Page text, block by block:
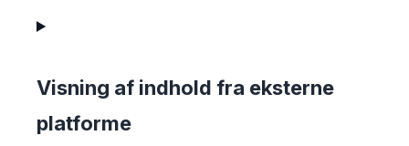
Visning af indhold fra eksterne
platforme